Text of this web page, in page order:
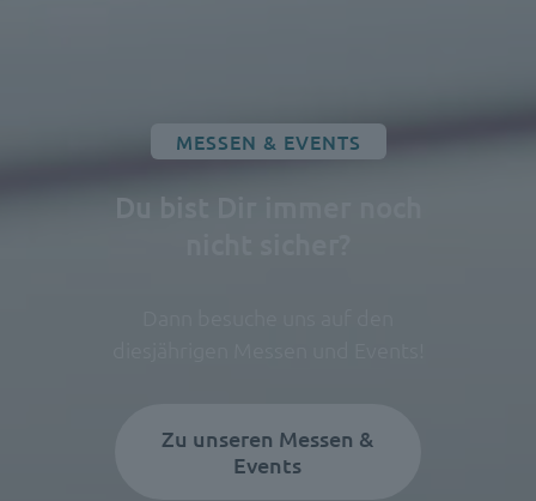
MESSEN & EVENTS
Du bist Dir immer noch
Zu unseren Messen &
Events